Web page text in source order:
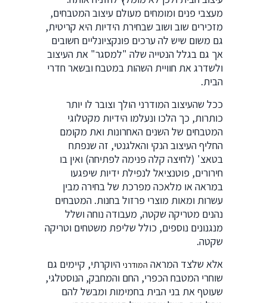
מעצבי פנים ומומחים מעולם עיצוב המטבחים,
מזכירים שוב ושוב שבחירת הידיות היא קריטית,
גם משום שיש לה ערכים פונקציונליים חשובים
אך גם בגלל הנטייה שלה "למסגר" את העיצוב
ולשדרג את חוויית השהות במטבח ובשאר חדרי
הבית.
ככל שהעיצוב המודרני הולך וצובר לו יותר
כותרות, כך הלכו ונעלמו הידיות מקטלוגי
המטבחים של השנים האחרונות ואת מקומם
החליף העיצוב הנקי והאלגנטי, זה שנפתח
בטאצ' (לחיצה קלה פנימה לפתיחה) ואין בו
חירורים, פוטנציאל לנפילת ידיות שיפגעו
במראה או מלאכה מפרכת של בחירה מבין
עשרות ומאות מוצרי פרזול בחנות. המטבחים
נהנים מטריקה שקטה, מעבודה נוחה ושלל
מנגנונים נוספים, כולל שליפת משטחים וטריקה
שקטה.
אלא שלצד המראה המודרני היוקרתי, קיימים גם
שוחרי המטבח הכפרי, החם והמחבק, הנוסטלגי,
שעוטף את בני הבית בחמימות ומבשל להם